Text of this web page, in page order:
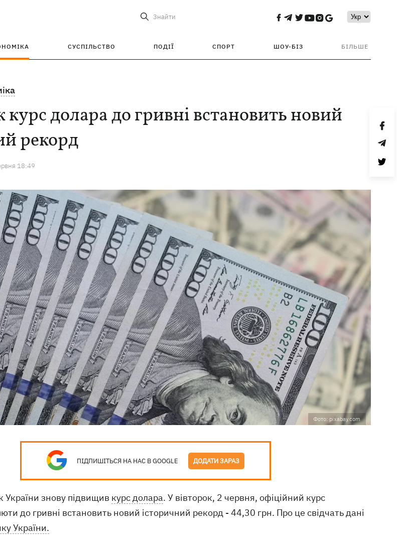
Знайти
СУСПІЛЬСТВО ПОДІЇ СПОРТ ШОУ-БІЗ БІЛЬШЕ
курс долара до гривні встановить новий
рекорд
18:49
Фото: pixabay.com
ПІДПИШІТЬСЯ НА НАС В GOOGLE ДОДАТИ ЗАРАЗ
України знову підвищив курс долара. У вівторок, 2 червня, офіційний курс
до гривні встановить новий історичний рекорд - 44,30 грн. Про це свідчать дані
України.